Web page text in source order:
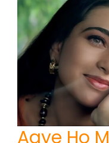
Aaye Ho